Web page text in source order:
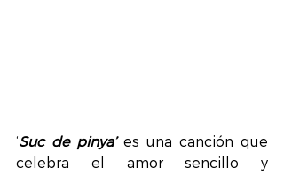
‘Suc de pinya’ es una canción que
celebra el amor sencillo y